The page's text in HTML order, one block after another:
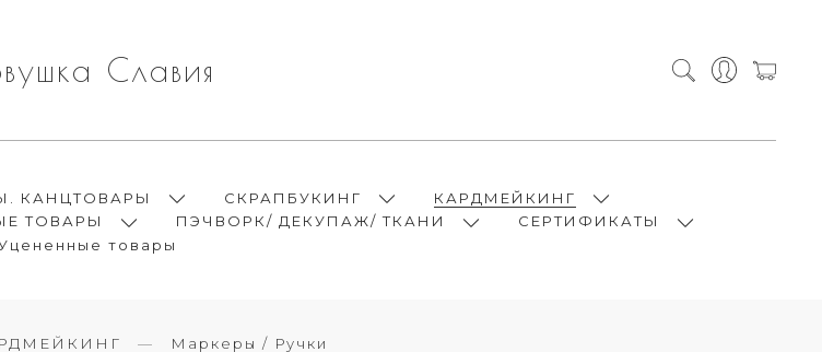
Славия
КАНЦТОВАРЫ СКРАПБУКИНГ
КАРДМЕЙКИНГ
ТОВАРЫ ПЭЧВОРК/ ДЕКУПАЖ/ ТКАНИ
СЕРТИФИКАТЫ
товары
Маркеры / Ручки